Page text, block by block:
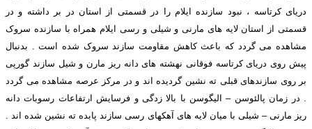
دریای کرتاسه ، نبود سازنده ایلام را در قسمتی از استان در بر داشته و در
قسمتی از استان لایه های مارنی و شیلی و رسی ایلام همراه با سازنده سروک
مشاهده می گردد که باعث کاهش مقاومت سازند سروک شده است . بدنبال
پیش روی دریای کرتاسه فوقانی نهشته های دانه ریز مارن و شیل سازند گورپی
بر روی سازندهای قبلی ته نشین گردیده اند و در مرکز عرصه مشاهده می گردد
. در زمان پالئوسن – الیگوسن با بالا زدگی و فرسایش ارتفاعات رسوبات دانه
ریز مارنی – شیلی با میان لایه های آهکهای رسی سازند پابده ته نشین شده اند .